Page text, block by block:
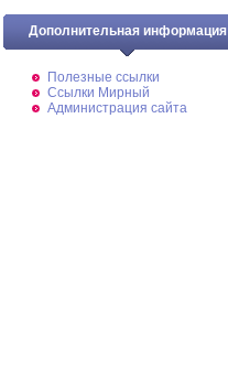
Дополнительная информация
Полезные ссылки
Ссылки Мирный
Администрация сайта